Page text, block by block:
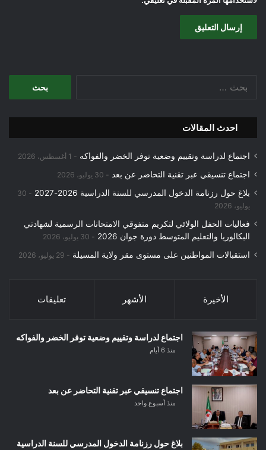
احدث المقالات
اجتماع لدراسة وتقييم وضعية توفر الخضر والفواكه 1 أغسطس، 2026
اجتماع تنسيقي عبر تقنية التحاضر عن بعد 30 يوليو، 2026
بلاغ حول رزنامة الدخول المدرسي للسنة الدراسية 2026-2027
30
يوليو، 2026
فعاليات الحفل الولائي لتكريم متفوقي الامتحانات الرسمية لشهادتي
البكالوريا والتعليم المتوسط دورة جوان 2026
30 يوليو، 2026
استقبالات المواطنين على مستوى مقر ولاية المسيلة 29 يوليو، 2026
الأخيرة الأشهر تعليقات
اجتماع لدراسة وتقييم وضعية توفر الخضر والفواكه
منذ 6 أيام
اجتماع تنسيقي عبر تقنية التحاضر عن بعد
منذ أسبوع واحد
بلاغ حول رزنامة الدخول المدرسي للسنة الدراسية